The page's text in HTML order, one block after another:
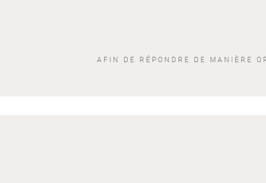
AFIN DE RÉPONDRE DE MANIÈRE